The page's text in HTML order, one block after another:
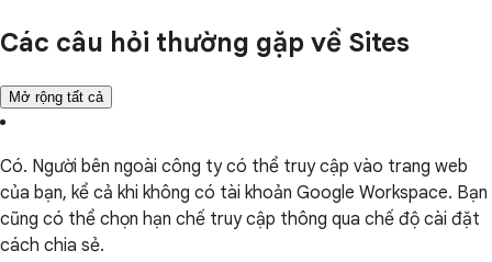
Các câu hỏi thường gặp về Sites
Mở rộng tất cả
Có. Người bên ngoài công ty có thể truy cập vào trang web
của bạn, kể cả khi không có tài khoản Google Workspace. Bạn
cũng có thể chọn hạn chế truy cập thông qua chế độ cài đặt
cách chia sẻ.